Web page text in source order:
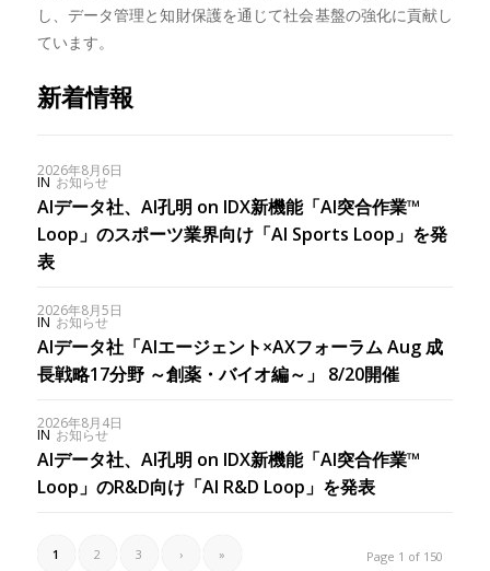
し、データ管理と知財保護を通じて社会基盤の強化に貢献し
ています。
新着情報
2026年8月6日
IN お知らせ
AIデータ社、AI孔明 on IDX新機能「AI突合作業™︎
Loop」のスポーツ業界向け「AI Sports Loop」を発
表
2026年8月5日
IN お知らせ
AIデータ社「AIエージェント×AXフォーラム Aug 成
長戦略17分野 ～創薬・バイオ編～」 8/20開催
2026年8月4日
IN お知らせ
AIデータ社、AI孔明 on IDX新機能「AI突合作業™︎
Loop」のR&D向け「AI R&D Loop」を発表
Page 1 of 150
1 2 3 › »